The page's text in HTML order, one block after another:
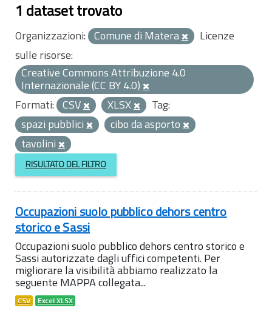
1 dataset trovato
Organizzazioni: Comune di Matera
Licenze
sulle risorse:
Creative Commons Attribuzione 4.0
Internazionale (CC BY 4.0)
Formati: CSV XLSX
Tag:
spazi pubblici
cibo da asporto
tavolini
RISULTATO DEL FILTRO
Occupazioni suolo pubblico dehors centro
storico e Sassi
Occupazioni suolo pubblico dehors centro storico e
Sassi autorizzate dagli uffici competenti. Per
migliorare la visibilità abbiamo realizzato la
seguente MAPPA collegata...
CSV Excel XLSX